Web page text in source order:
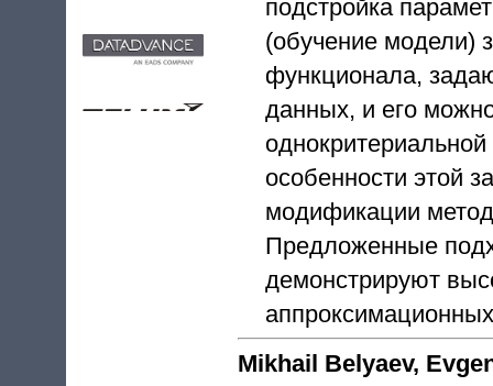
подстройка
(обучение модели)
функционала,
данных, и его
особенности этой
модификации
Предложенные
демонстрируют
Mikhail Belyaev,